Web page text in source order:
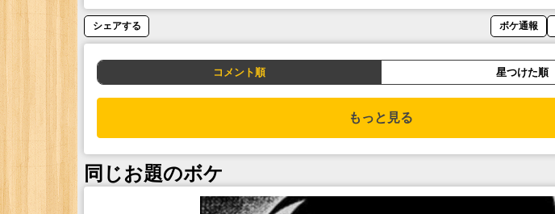
シェアする ボケ通報
コメント順 星つけた順
もっと見る
同じお題のボケ